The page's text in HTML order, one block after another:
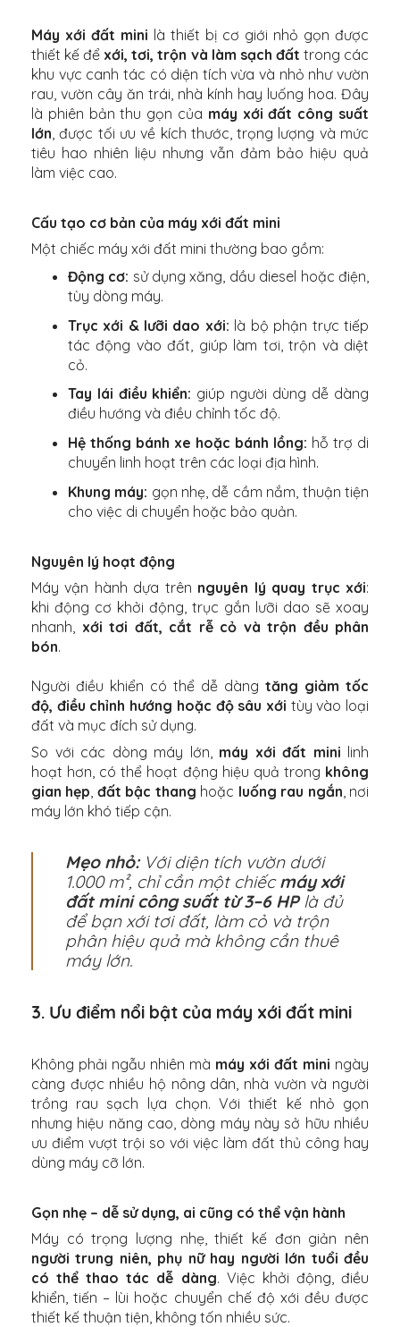
Máy xới đất mini là thiết bị cơ giới nhỏ gọn được
thiết kế để xới, tơi, trộn và làm sạch đất trong các
khu vực canh tác có diện tích vừa và nhỏ như vườn
rau, vườn cây ăn trái, nhà kính hay luống hoa. Đây
là phiên bản thu gọn của máy xới đất công suất
lớn, được tối ưu về kích thước, trọng lượng và mức
tiêu hao nhiên liệu nhưng vẫn đảm bảo hiệu quả
làm việc cao.
Cấu tạo cơ bản của máy xới đất mini
Một chiếc máy xới đất mini thường bao gồm:
Động cơ: sử dụng xăng, dầu diesel hoặc điện,
tùy dòng máy.
Trục xới & lưỡi dao xới: là bộ phận trực tiếp
tác động vào đất, giúp làm tơi, trộn và diệt
cỏ.
Tay lái điều khiển: giúp người dùng dễ dàng
điều hướng và điều chỉnh tốc độ.
Hệ thống bánh xe hoặc bánh lồng: hỗ trợ di
chuyển linh hoạt trên các loại địa hình.
Khung máy: gọn nhẹ, dễ cầm nắm, thuận tiện
cho việc di chuyển hoặc bảo quản.
Nguyên lý hoạt động
Máy vận hành dựa trên nguyên lý quay trục xới:
khi động cơ khởi động, trục gắn lưỡi dao sẽ xoay
nhanh, xới tơi đất, cắt rễ cỏ và trộn đều phân
bón.
Người điều khiển có thể dễ dàng tăng giảm tốc
độ, điều chỉnh hướng hoặc độ sâu xới tùy vào loại
đất và mục đích sử dụng.
So với các dòng máy lớn, máy xới đất mini linh
hoạt hơn, có thể hoạt động hiệu quả trong không
gian hẹp đất bậc thang hoặc luống rau ngắn , nơi
máy lớn khó tiếp cận.
Mẹo nhỏ:Với diện tích vườn dưới
1.000 m², chỉ cần một chiếcmáy xới
đất mini công suất từ 3–6 HPlà đủ
để bạn xới tơi đất, làm cỏ và trộn
phân hiệu quả mà không cần thuê
máy lớn.
3. Ưu điểm nổi bật của máy xới đất mini
Không phải ngẫu nhiên mà máy xới đất mini ngày
càng được nhiều hộ nông dân, nhà vườn và người
trồng rau sạch lựa chọn. Với thiết kế nhỏ gọn
nhưng hiệu năng cao, dòng máy này sở hữu nhiều
ưu điểm vượt trội so với việc làm đất thủ công hay
dùng máy cỡ lớn.
Gọn nhẹ – dễ sử dụng, ai cũng có thể vận hành
Máy có trọng lượng nhẹ, thiết kế đơn giản nên
người trung niên, phụ nữ hay người lớn tuổi đều
có thể thao tác dễ dàng. Việc khởi động, điều
khiển, tiến – lùi hoặc chuyển chế độ xới đều được
thiết kế thuận tiện, không tốn nhiều sức.